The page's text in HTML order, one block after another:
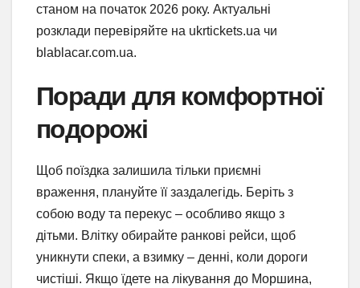
станом на початок 2026 року. Актуальні
розклади перевіряйте на ukrtickets.ua чи
blablacar.com.ua.
Поради для комфортної
подорожі
Щоб поїздка залишила тільки приємні
враження, плануйте її заздалегідь. Беріть з
собою воду та перекус – особливо якщо з
дітьми. Влітку обирайте ранкові рейси, щоб
уникнути спеки, а взимку – денні, коли дороги
чистіші. Якщо їдете на лікування до Моршина,